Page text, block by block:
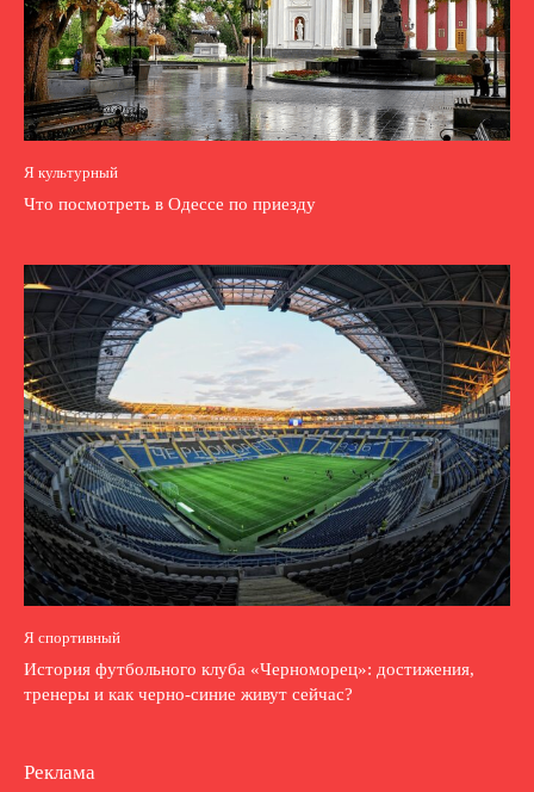
Я культурный
Что посмотреть в Одессе по приезду
Я спортивный
История футбольного клуба «Черноморец»: достижения,
тренеры и как черно-синие живут сейчас?
Реклама